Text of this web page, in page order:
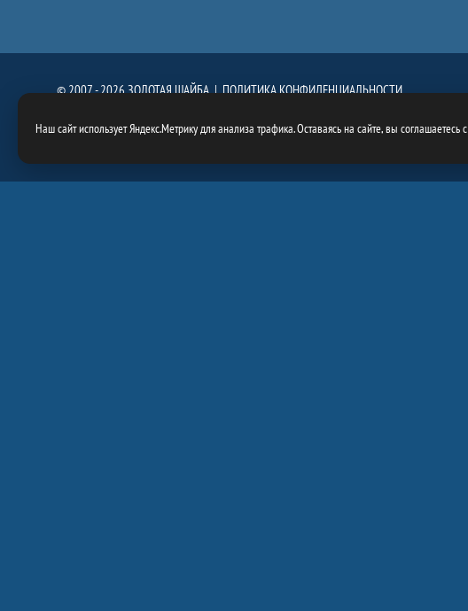
© 2007 - 2026 ЗОЛОТАЯ ШАЙБА |ПОЛИТИКА КОНФИДЕНЦИАЛЬНОСТИ
Наш сайт использует Яндекс.Метрику для анализа трафика. Оставаясь на сайте, вы соглашаетесь с